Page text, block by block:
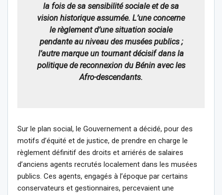
la fois de sa sensibilité sociale et de sa
vision historique assumée. L’une concerne
le règlement d’une situation sociale
pendante au niveau des musées publics ;
l’autre marque un tournant décisif dans la
politique de reconnexion du Bénin avec les
Afro-descendants.
Sur le plan social, le Gouvernement a décidé, pour des
motifs d’équité et de justice, de prendre en charge le
règlement définitif des droits et arriérés de salaires
d’anciens agents recrutés localement dans les musées
publics. Ces agents, engagés à l’époque par certains
conservateurs et gestionnaires, percevaient une